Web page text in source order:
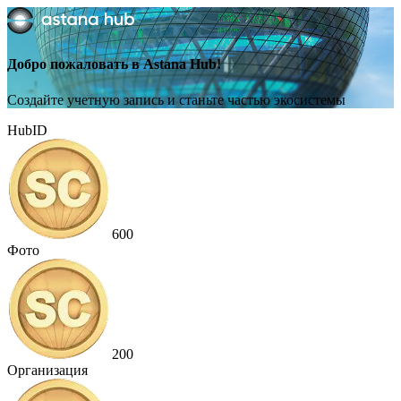
Добро пожаловать в Astana Hub!
Создайте учетную запись и станьте частью экосистемы
HubID
600
Фото
200
Организация